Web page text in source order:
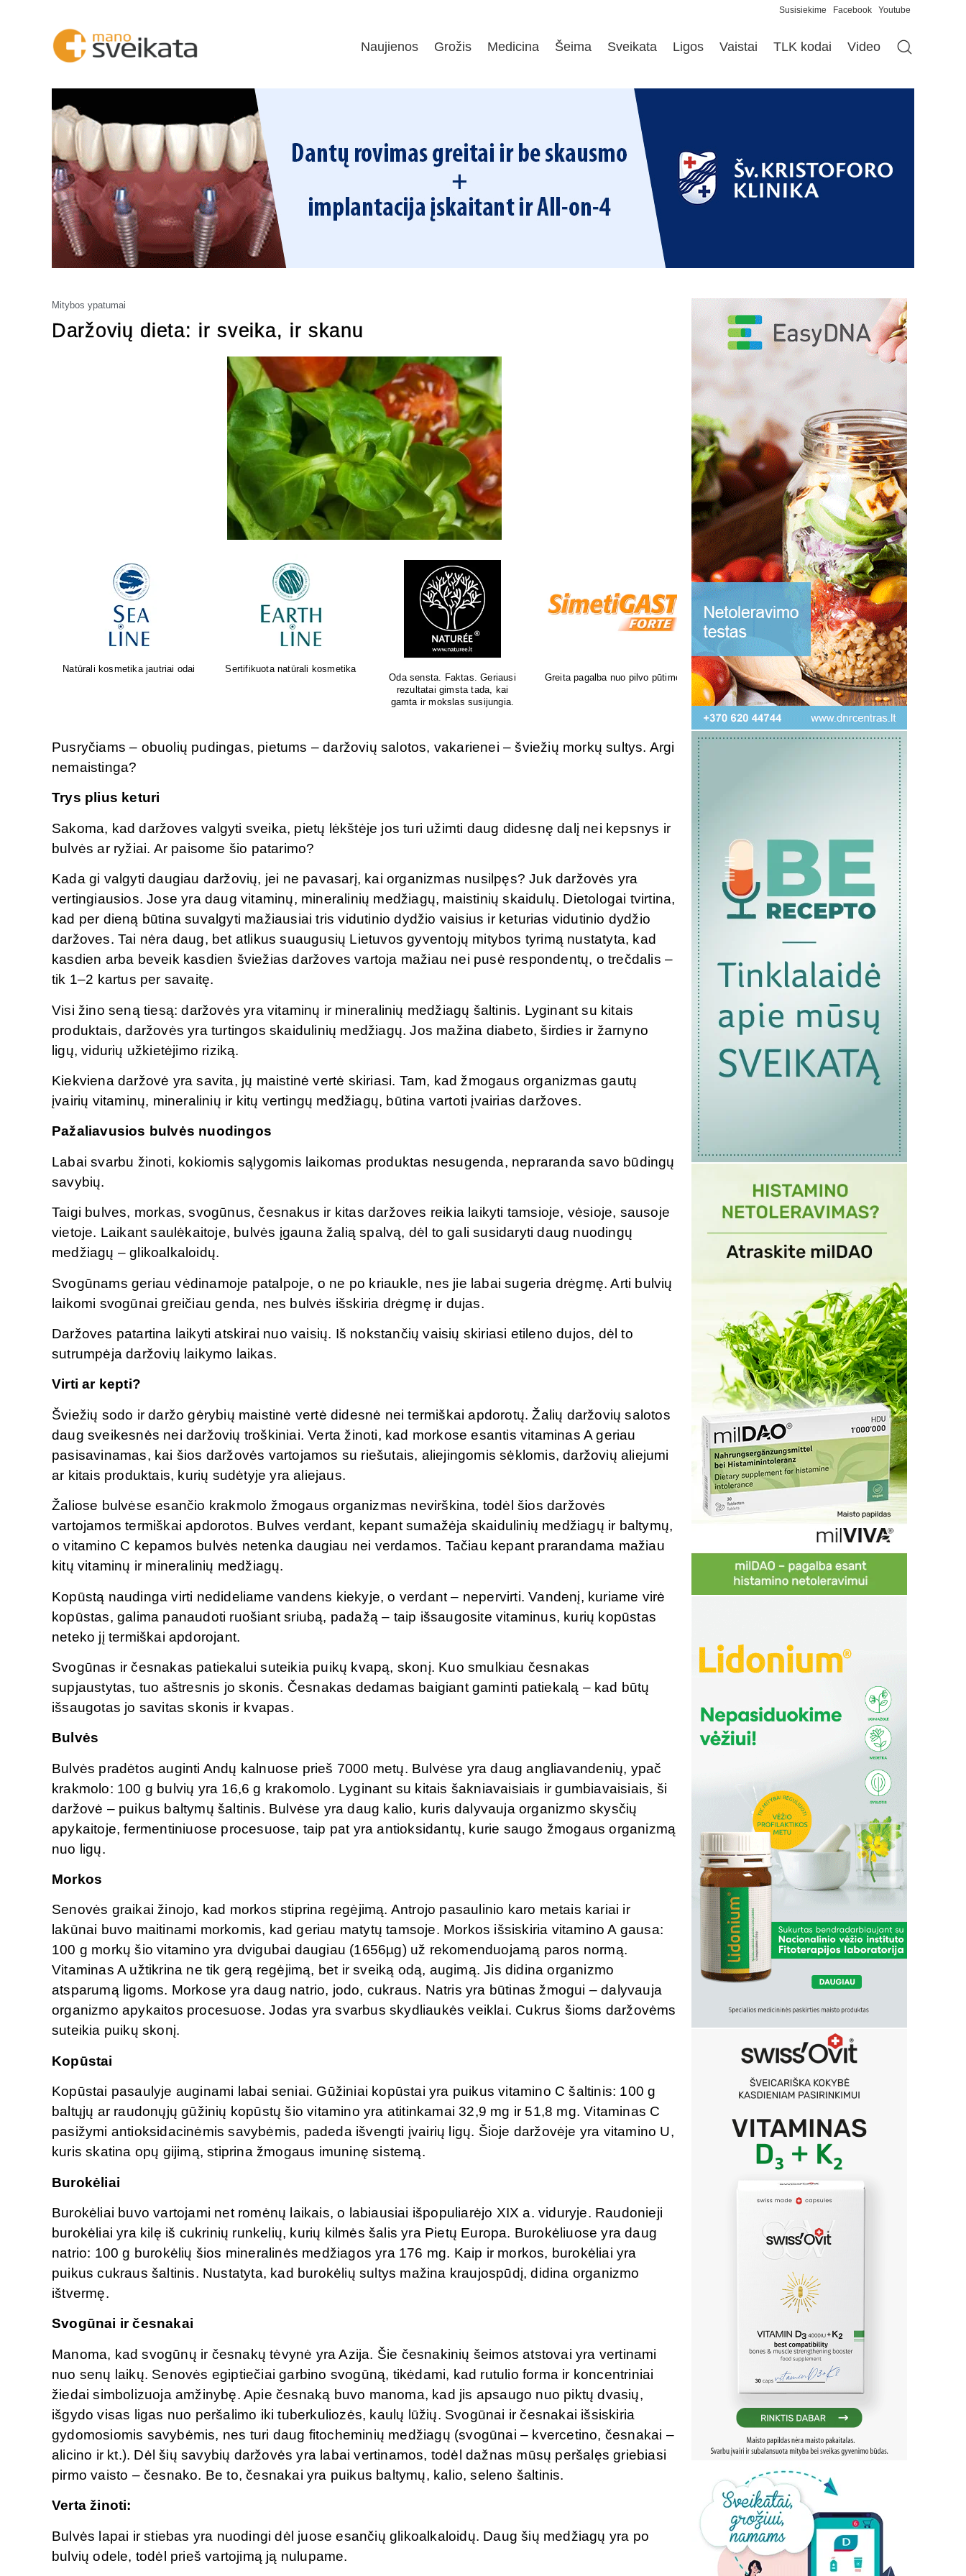
Susisiekime Facebook Youtube
Naujienos Grožis Medicina Šeima Sveikata Ligos Vaistai TLK kodai Video
Mitybos ypatumai
Daržovių dieta: ir sveika, ir skanu
Oda sensta. Faktas. Geriausi
Pusryčiams – obuolių pudingas, pietums – daržovių salotos, vakarienei – šviežių morkų sultys. Argi
nemaistinga?
Trys plius keturi
Sakoma, kad daržoves valgyti sveika, pietų lėkštėje jos turi užimti daug didesnę dalį nei kepsnys ir
bulvės ar ryžiai. Ar paisome šio patarimo?
Kada gi valgyti daugiau daržovių, jei ne pavasarį, kai organizmas nusilpęs? Juk daržovės yra
vertingiausios. Jose yra daug vitaminų, mineralinių medžiagų, maistinių skaidulų. Dietologai tvirtina,
kad per dieną būtina suvalgyti mažiausiai tris vidutinio dydžio vaisius ir keturias vidutinio dydžio
daržoves. Tai nėra daug, bet atlikus suaugusių Lietuvos gyventojų mitybos tyrimą nustatyta, kad
kasdien arba beveik kasdien šviežias daržoves vartoja mažiau nei pusė respondentų, o trečdalis –
tik 1–2 kartus per savaitę.
Visi žino seną tiesą: daržovės yra vitaminų ir mineralinių medžiagų šaltinis. Lyginant su kitais
produktais, daržovės yra turtingos skaidulinių medžiagų. Jos mažina diabeto, širdies ir žarnyno
ligų, vidurių užkietėjimo riziką.
Kiekviena daržovė yra savita, jų maistinė vertė skiriasi. Tam, kad žmogaus organizmas gautų
įvairių vitaminų, mineralinių ir kitų vertingų medžiagų, būtina vartoti įvairias daržoves.
Pažaliavusios bulvės nuodingos
Labai svarbu žinoti, kokiomis sąlygomis laikomas produktas nesugenda, nepraranda savo būdingų
savybių.
Taigi bulves, morkas, svogūnus, česnakus ir kitas daržoves reikia laikyti tamsioje, vėsioje, sausoje
vietoje. Laikant saulėkaitoje, bulvės įgauna žalią spalvą, dėl to gali susidaryti daug nuodingų
medžiagų – glikoalkaloidų.
Svogūnams geriau vėdinamoje patalpoje, o ne po kriaukle, nes jie labai sugeria drėgmę. Arti bulvių
laikomi svogūnai greičiau genda, nes bulvės išskiria drėgmę ir dujas.
Daržoves patartina laikyti atskirai nuo vaisių. Iš nokstančių vaisių skiriasi etileno dujos, dėl to
sutrumpėja daržovių laikymo laikas.
Virti ar kepti?
Šviežių sodo ir daržo gėrybių maistinė vertė didesnė nei termiškai apdorotų. Žalių daržovių salotos
daug sveikesnės nei daržovių troškiniai. Verta žinoti, kad morkose esantis vitaminas A geriau
pasisavinamas, kai šios daržovės vartojamos su riešutais, aliejingomis sėklomis, daržovių aliejumi
ar kitais produktais, kurių sudėtyje yra aliejaus.
Žaliose bulvėse esančio krakmolo žmogaus organizmas nevirškina, todėl šios daržovės
vartojamos termiškai apdorotos. Bulves verdant, kepant sumažėja skaidulinių medžiagų ir baltymų,
o vitamino C kepamos bulvės netenka daugiau nei verdamos. Tačiau kepant prarandama mažiau
kitų vitaminų ir mineralinių medžiagų.
Kopūstą naudinga virti nedideliame vandens kiekyje, o verdant – nepervirti. Vandenį, kuriame virė
kopūstas, galima panaudoti ruošiant sriubą, padažą – taip išsaugosite vitaminus, kurių kopūstas
neteko jį termiškai apdorojant.
Svogūnas ir česnakas patiekalui suteikia puikų kvapą, skonį. Kuo smulkiau česnakas
supjaustytas, tuo aštresnis jo skonis. Česnakas dedamas baigiant gaminti patiekalą – kad būtų
išsaugotas jo savitas skonis ir kvapas.
Bulvės
Bulvės pradėtos auginti Andų kalnuose prieš 7000 metų. Bulvėse yra daug angliavandenių, ypač
krakmolo: 100 g bulvių yra 16,6 g krakomolo. Lyginant su kitais šakniavaisiais ir gumbiavaisiais, ši
daržovė – puikus baltymų šaltinis. Bulvėse yra daug kalio, kuris dalyvauja organizmo skysčių
apykaitoje, fermentiniuose procesuose, taip pat yra antioksidantų, kurie saugo žmogaus organizmą
nuo ligų.
Morkos
Senovės graikai žinojo, kad morkos stiprina regėjimą. Antrojo pasaulinio karo metais kariai ir
lakūnai buvo maitinami morkomis, kad geriau matytų tamsoje. Morkos išsiskiria vitamino A gausa:
100 g morkų šio vitamino yra dvigubai daugiau (1656µg) už rekomenduojamą paros normą.
Vitaminas A užtikrina ne tik gerą regėjimą, bet ir sveiką odą, augimą. Jis didina organizmo
atsparumą ligoms. Morkose yra daug natrio, jodo, cukraus. Natris yra būtinas žmogui – dalyvauja
organizmo apykaitos procesuose. Jodas yra svarbus skydliaukės veiklai. Cukrus šioms daržovėms
suteikia puikų skonį.
Kopūstai
Kopūstai pasaulyje auginami labai seniai. Gūžiniai kopūstai yra puikus vitamino C šaltinis: 100 g
baltųjų ar raudonųjų gūžinių kopūstų šio vitamino yra atitinkamai 32,9 mg ir 51,8 mg. Vitaminas C
pasižymi antioksidacinėmis savybėmis, padeda išvengti įvairių ligų. Šioje daržovėje yra vitamino U,
kuris skatina opų gijimą, stiprina žmogaus imuninę sistemą.
Burokėliai
Burokėliai buvo vartojami net romėnų laikais, o labiausiai išpopuliarėjo XIX a. viduryje. Raudonieji
burokėliai yra kilę iš cukrinių runkelių, kurių kilmės šalis yra Pietų Europa. Burokėliuose yra daug
natrio: 100 g burokėlių šios mineralinės medžiagos yra 176 mg. Kaip ir morkos, burokėliai yra
puikus cukraus šaltinis. Nustatyta, kad burokėlių sultys mažina kraujospūdį, didina organizmo
ištvermę.
Svogūnai ir česnakai
Manoma, kad svogūnų ir česnakų tėvynė yra Azija. Šie česnakinių šeimos atstovai yra vertinami
nuo senų laikų. Senovės egiptiečiai garbino svogūną, tikėdami, kad rutulio forma ir koncentriniai
žiedai simbolizuoja amžinybę. Apie česnaką buvo manoma, kad jis apsaugo nuo piktų dvasių,
išgydo visas ligas nuo peršalimo iki tuberkuliozės, kaulų lūžių. Svogūnai ir česnakai išsiskiria
gydomosiomis savybėmis, nes turi daug fitocheminių medžiagų (svogūnai – kvercetino, česnakai –
alicino ir kt.). Dėl šių savybių daržovės yra labai vertinamos, todėl dažnas mūsų peršalęs griebiasi
pirmo vaisto – česnako. Be to, česnakai yra puikus baltymų, kalio, seleno šaltinis.
Verta žinoti:
Bulvės lapai ir stiebas yra nuodingi dėl juose esančių glikoalkaloidų. Daug šių medžiagų yra po
bulvių odele, todėl prieš vartojimą ją nulupame.